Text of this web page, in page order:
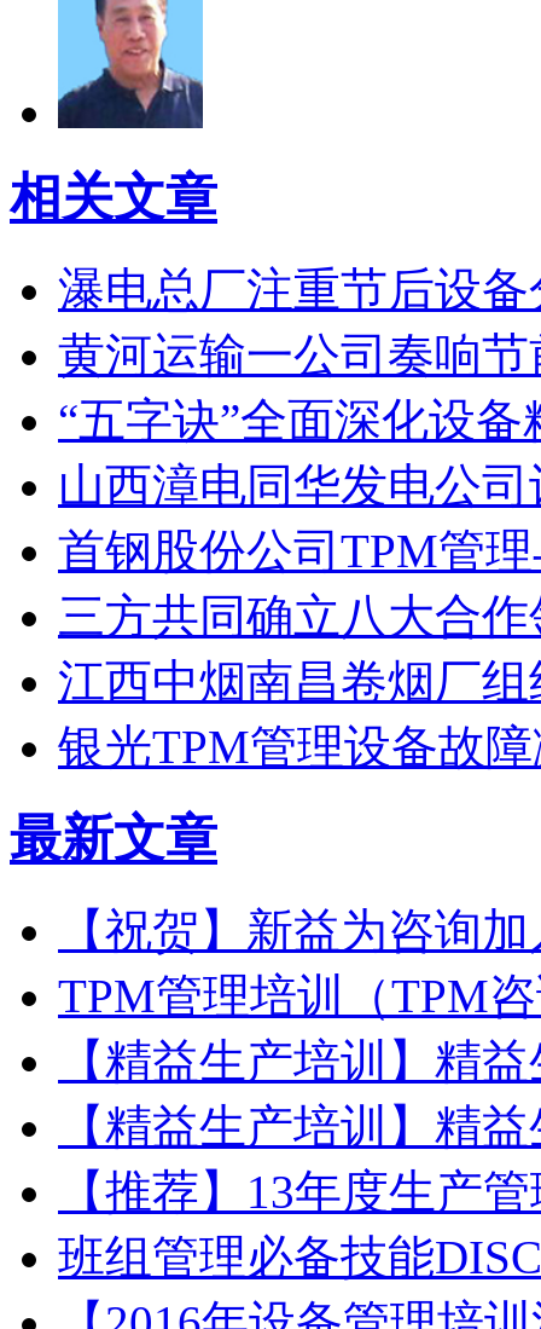
相关文章
瀑电总厂注重节后设
黄河运输一公司奏响
“五字诀”全面深化设备
山西漳电同华发电公
首钢股份公司TPM管
三方共同确立八大合
江西中烟南昌卷烟厂
银光TPM管理设备故
最新文章
【祝贺】新益为咨询
TPM管理培训（TPM
【精益生产培训】精
【精益生产培训】精
【推荐】13年度生产
班组管理必备技能DISC